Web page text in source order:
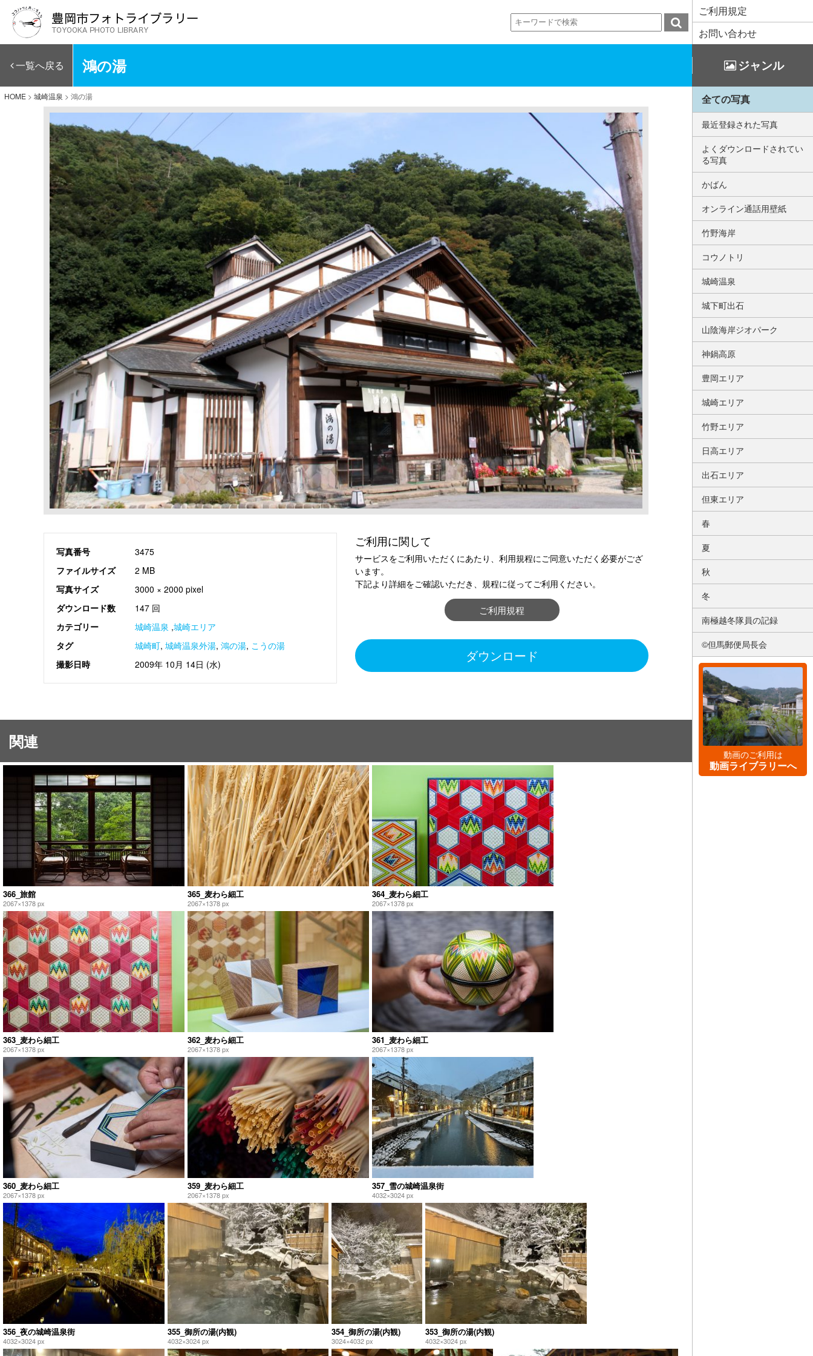
ご利用規定
お問い合わせ
一覧へ戻る 鴻の湯 ジャンル
HOME > 城崎温泉 > 鴻の湯
写真番号
3475
ファイルサイズ
2 MB
写真サイズ
3000 × 2000 pixel
ダウンロード数
147 回
カテゴリー
城崎温泉 ,城崎エリア
タグ
城崎町, 城崎温泉外湯, 鴻の湯, こうの湯
撮影日時
2009年 10月 14日 (水)
ご利用に関して
サービスをご利用いただくにあたり、利用規程にご同意いただく必要がござ
います。
下記より詳細をご確認いただき、規程に従ってご利用ください。
ご利用規程
ダウンロード
関連
366_旅館
2067×1378 px
365_麦わら細工
2067×1378 px
364_麦わら細工
2067×1378 px
363_麦わら細工
2067×1378 px
362_麦わら細工
2067×1378 px
361_麦わら細工
2067×1378 px
360_麦わら細工
2067×1378 px
359_麦わら細工
2067×1378 px
357_雪の城崎温泉街
4032×3024 px
356_夜の城崎温泉街
4032×3024 px
355_御所の湯(内観)
4032×3024 px
354_御所の湯(内観)
3024×4032 px
353_御所の湯(内観)
4032×3024 px
全ての写真
最近登録された写真
よくダウンロードされてい
る写真
かばん
オンライン通話用壁紙
竹野海岸
コウノトリ
城崎温泉
城下町出石
山陰海岸ジオパーク
神鍋高原
豊岡エリア
城崎エリア
竹野エリア
日高エリア
出石エリア
但東エリア
春
夏
秋
冬
南極越冬隊員の記録
©但馬郵便局長会
動画のご利用は
動画ライブラリーへ